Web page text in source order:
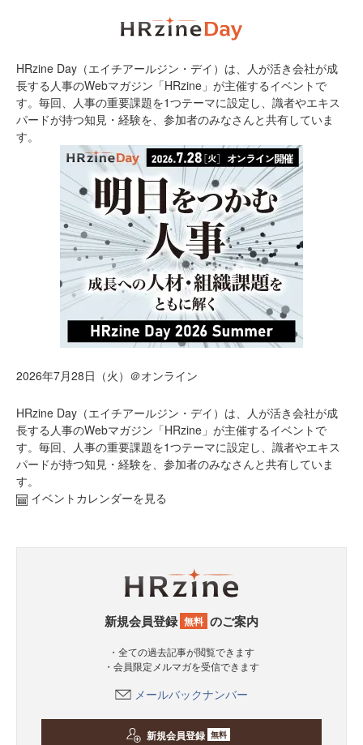
HRzine Day（エイチアールジン・デイ）は、人が活き会社が成
長する人事のWebマガジン「HRzine」が主催するイベントで
す。毎回、人事の重要課題を1つテーマに設定し、識者やエキス
パードが持つ知見・経験を、参加者のみなさんと共有していま
す。
2026年7月28日（火）＠オンライン
HRzine Day（エイチアールジン・デイ）は、人が活き会社が成
長する人事のWebマガジン「HRzine」が主催するイベントで
す。毎回、人事の重要課題を1つテーマに設定し、識者やエキス
パードが持つ知見・経験を、参加者のみなさんと共有していま
す。
イベントカレンダーを見る
新規会員登録 無料 のご案内
・全ての過去記事が閲覧できます
・会員限定メルマガを受信できます
メールバックナンバー
新規会員登録 無料